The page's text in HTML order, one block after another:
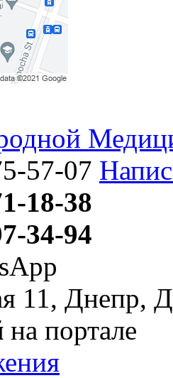
57-07
18-38
34-94
11, Днепр,
на портале